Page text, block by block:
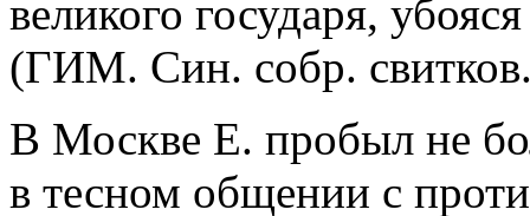
великого государя,
(ГИМ. Син. собр.
В Москве Е. пробыл не
в тесном общении с